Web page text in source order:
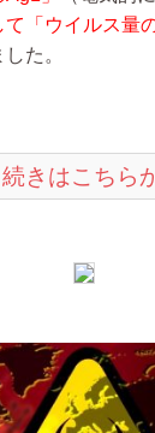
て「ウイルス量
た。
きはこちら